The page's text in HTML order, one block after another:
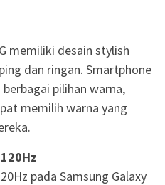
memiliki desain stylish
dan ringan. Smartphone
pilihan warna,
memilih warna yang
pada Samsung Galaxy